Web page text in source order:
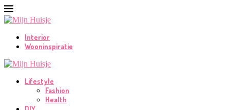
Interior
Wooninspiratie
Lifestyle
Fashion
Health